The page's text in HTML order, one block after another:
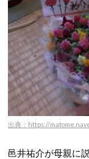
出典：https://
邑井祐介が母親に